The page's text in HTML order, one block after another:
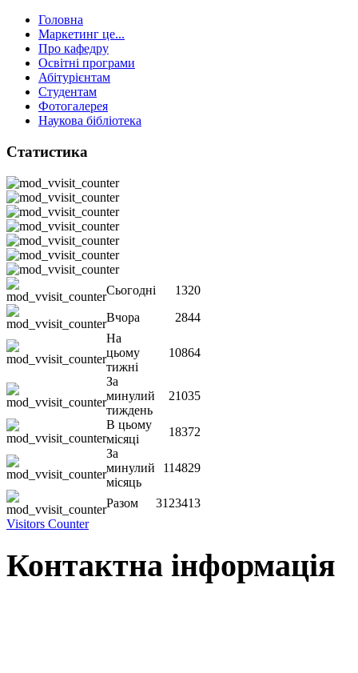
Головна
Маркетинг це...
Про кафедру
Освітні програми
Абітурієнтам
Студентам
Фотогалерея
Наукова бібліотека
Статистика
Сьогодні
1320
Вчора
2844
На
цьому
тижні
10864
За
минулий
тиждень
21035
В цьому
місяці
18372
За
минулий
місяць
114829
Разом
3123413
Visitors Counter
Контактна інформація